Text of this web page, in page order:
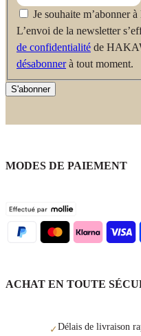
Je souhaite m’abonner
L’envoi de la newsletter
de confidentialité de
désabonnerà tout moment.
S'abonner
MODES DE PAIEMENT
ACHAT EN TOUTE
✓Délais de livraison